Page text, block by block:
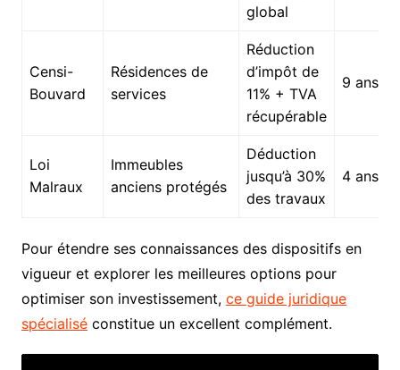
global
Censi-
Bouvard
Résidences de
services
Réduction
d’impôt de
11% + TVA
récupérable
9 ans
Loi
Malraux
Immeubles
anciens protégés
Déduction
jusqu’à 30%
des travaux
4 ans
Pour étendre ses connaissances des dispositifs en
vigueur et explorer les meilleures options pour
optimiser son investissement, ce guide juridique
spécialiséconstitue un excellent complément.